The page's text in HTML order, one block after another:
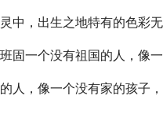
，出生之地特有的色彩无
一个没有祖国的人，像一
，像一个没有家的孩子，